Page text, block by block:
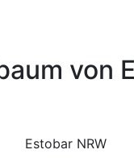
von
Estobar NRW